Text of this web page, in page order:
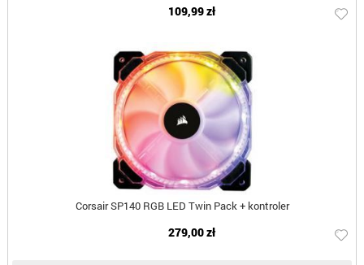
109,99 zł
Corsair SP140 RGB LED Twin Pack + kontroler
279,00 zł